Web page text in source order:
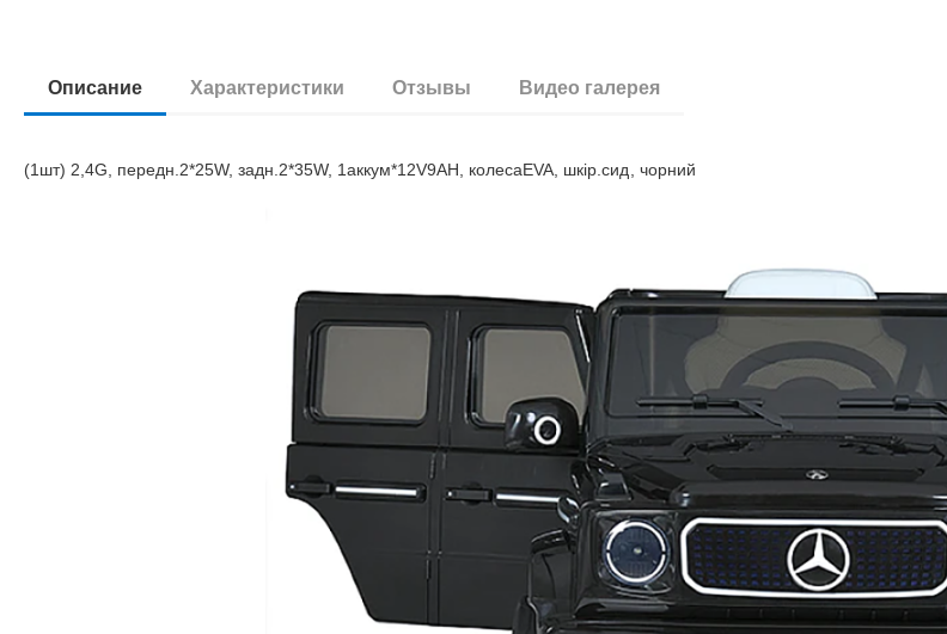
Описание Характеристики Отзывы Видео галерея
(1шт) 2,4G, передн.2*25W, задн.2*35W, 1аккум*12V9AH, колесаEVA, шкір.сид, чорний